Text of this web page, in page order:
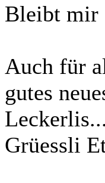
Bleibt mir
Auch für
gutes
Grüessli